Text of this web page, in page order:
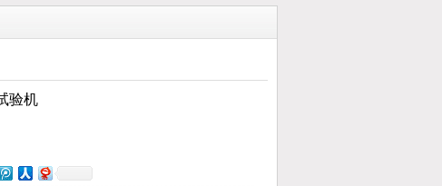
验机